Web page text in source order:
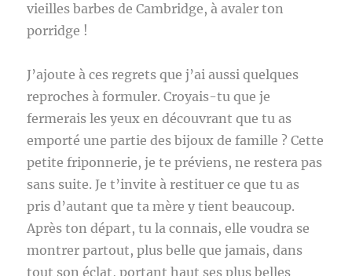
vieilles barbes de Cambridge, à avaler ton
porridge !
J’ajoute à ces regrets que j’ai aussi quelques
reproches à formuler. Croyais-tu que je
fermerais les yeux en découvrant que tu as
emporté une partie des bijoux de famille ? Cette
petite friponnerie, je te préviens, ne restera pas
sans suite. Je t’invite à restituer ce que tu as
pris d’autant que ta mère y tient beaucoup.
Après ton départ, tu la connais, elle voudra se
montrer partout, plus belle que jamais, dans
tout son éclat, portant haut ses plus belles